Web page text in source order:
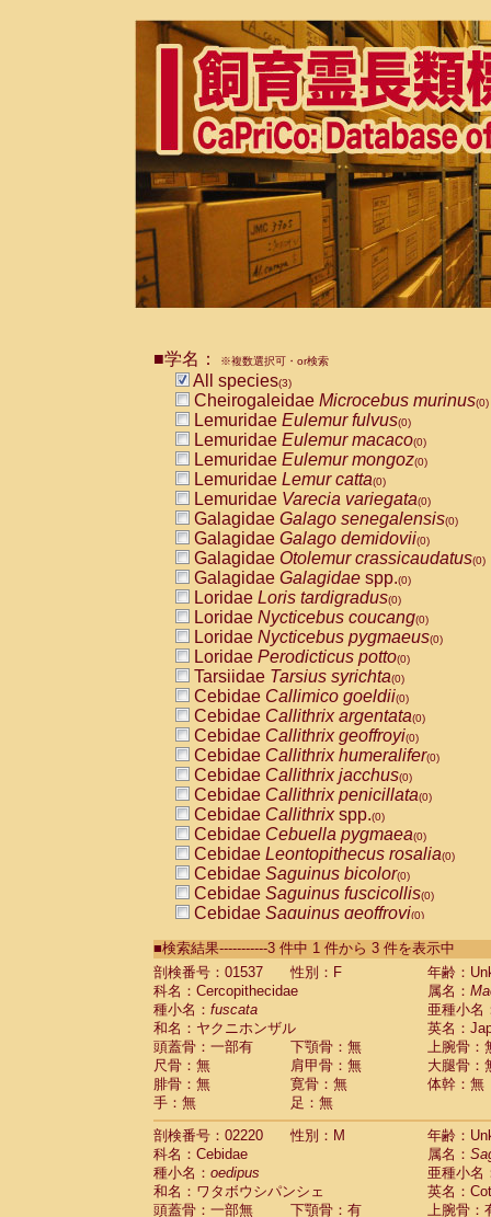
■学名： ※複数選択可・or検索
All species(3)
Cheirogaleidae Microcebus murinus(0)
Lemuridae Eulemur fulvus(0)
Lemuridae Eulemur macaco(0)
Lemuridae Eulemur mongoz(0)
Lemuridae Lemur catta(0)
Lemuridae Varecia variegata(0)
Galagidae Galago senegalensis(0)
Galagidae Galago demidovii(0)
Galagidae Otolemur crassicaudatus(0)
Galagidae Galagidae spp.(0)
Loridae Loris tardigradus(0)
Loridae Nycticebus coucang(0)
Loridae Nycticebus pygmaeus(0)
Loridae Perodicticus potto(0)
Tarsiidae Tarsius syrichta(0)
Cebidae Callimico goeldii(0)
Cebidae Callithrix argentata(0)
Cebidae Callithrix geoffroyi(0)
Cebidae Callithrix humeralifer(0)
Cebidae Callithrix jacchus(0)
Cebidae Callithrix penicillata(0)
Cebidae Callithrixspp.(0)
Cebidae Cebuella pygmaea(0)
Cebidae Leontopithecus rosalia(0)
Cebidae Saguinus bicolor(0)
Cebidae Saguinus fuscicollis(0)
Cebidae Saguinus geoffroyi(0)
CebidaeSaguinus labiatus(0)
Cebidae Saguinus leucopus (0)
CebidaeSaguinus midas
Cebidae
CebidaeSaguinus nigricollis (1)
Cebidae Saguinus oedipus
Cebidae Saguinus weddelli
Cebidae Saguinusspp.
Cebidae Aotus trivirgatus
Cebidae Cebus albifrons
Cebidae
Cebidae
CebidaeCebus nigrivittatus
Cebidae Cebusspp.(0)
■検索結果-----------3 件中 1 件から 3 件を表示中
剖検番号：01537
性別：F
年齢：
科名：Cercopithecidae
属名：
種小名： fuscata
亜種小名
和名：ヤクニホンザル
英名：
頭蓋骨：一部有
下顎骨：無
上腕骨：
尺骨：無
肩甲骨：無
大腿骨：
腓骨：無
寛骨：無
体幹：無
手：無
足：無
剖検番号：02220
性別：M
年齢：
科名：Cebidae
属名：
種小名： oedipus
亜種小名
和名：ワタボウシパンシェ
英名：
頭蓋骨：一部無
下顎骨：有
上腕骨：